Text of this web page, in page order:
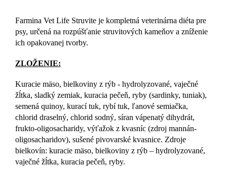
Farmina Vet Life Struvite je kompletná veterinárna diéta pre
psy, určená na rozpúšťanie struvitových kameňov a zníženie
ich opakovanej tvorby.
ZLOŽENIE:
Kuracie mäso, bielkoviny z rýb - hydrolyzované, vaječné
žĺtka, sladký zemiak, kuracia pečeň, ryby (sardinky, tuniak),
semená quinoy, kurací tuk, rybí tuk, ľanové semiačka,
chlorid draselný, chlorid sodný, síran vápenatý dihydrát,
frukto-oligosacharidy, výťažok z kvasníc (zdroj mannán-
oligosacharidov), sušené pivovarské kvasnice. Zdroje
bielkovín: kuracie mäso, bielkoviny z rýb – hydrolyzované,
vaječné žĺtka, kuracia pečeň, ryby.